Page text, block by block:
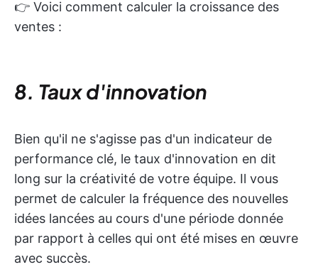
👉 Voici comment calculer la croissance des
ventes :
8. Taux d'innovation
Bien qu'il ne s'agisse pas d'un indicateur de
performance clé, le taux d'innovation en dit
long sur la créativité de votre équipe. Il vous
permet de calculer la fréquence des nouvelles
idées lancées au cours d'une période donnée
par rapport à celles qui ont été mises en œuvre
avec succès.